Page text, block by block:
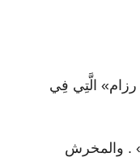
رزام» الَّتِي فِي
. والمخرش